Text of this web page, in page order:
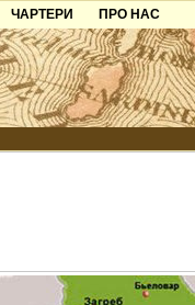
ЧАРТЕРИ
ПРО НАС
Контакти
Партнерам
Додати готель